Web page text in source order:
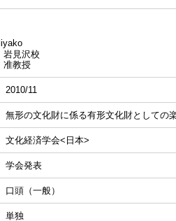
岩見沢校
准教授
2010/11
無形の文化財に係る有形文化財としての
文化経済学会<日本>
学会発表
口頭（一般）
単独